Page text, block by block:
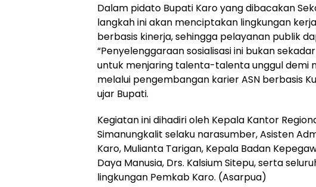
Dalam pidato Bupati Karo yang dibacakan
langkah ini akan menciptakan lingkungan
berbasis kinerja, sehingga pelayanan publik
“Penyelenggaraan sosialisasi ini bukan
untuk menjaring talenta-talenta unggul demi
melalui pengembangan karier ASN berbasis
ujar Bupati.
Kegiatan ini dihadiri oleh Kepala Kantor
Simanungkalit selaku narasumber, Asisten
Karo, Mulianta Tarigan, Kepala Badan
Daya Manusia, Drs. Kalsium Sitepu, serta
lingkungan Pemkab Karo. (Asarpua)